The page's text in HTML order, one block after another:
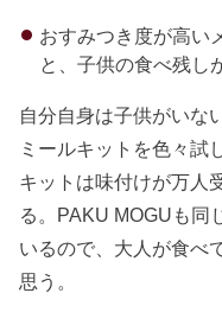
おすみつき度が高い
と、子供の食べ残し
自分自身は子供がいな
ミールキットを色々試
キットは味付けが万人
る。PAKU MOGUも同
いるので、大人が食べ
思う。